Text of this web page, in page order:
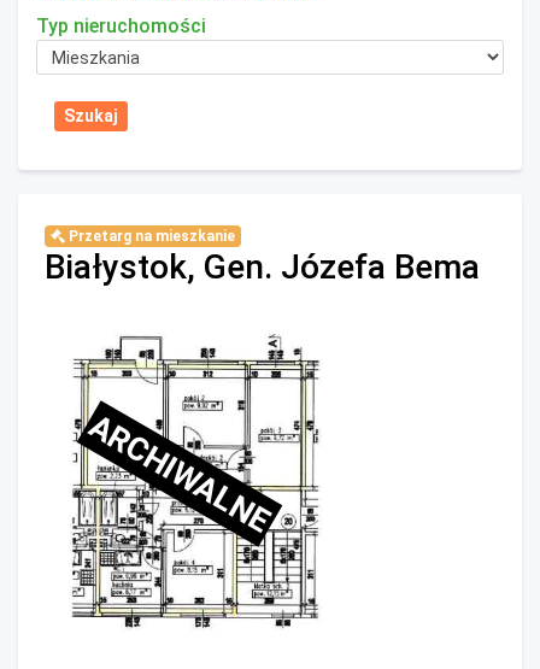
Typ nieruchomości
Przetarg na mieszkanie
Białystok, Gen. Józefa Bema
ARCHIWALNE